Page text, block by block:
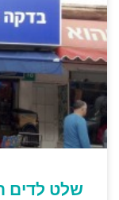
שלט לדים